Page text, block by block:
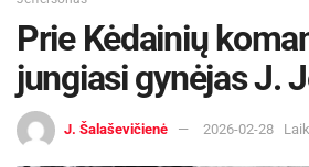
Prie Kėdainių
jungiasi gynėjas J.
J. Šalaševičienė 2026-02-28